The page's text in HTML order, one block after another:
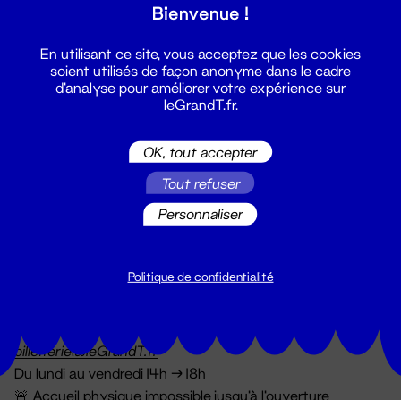
Grand T :
billetterie@leGrandT.fr
Du lundi au vendredi 14h → 18h
🚨 Accueil physique impossible jusqu'à l'ouverture
Bienvenue !
En utilisant ce site, vous acceptez que les cookies
soient utilisés de façon anonyme dans le cadre
d'analyse pour améliorer votre expérience sur
leGrandT.fr.
OK, tout accepter
Tout refuser
Personnaliser
Politique de confidentialité